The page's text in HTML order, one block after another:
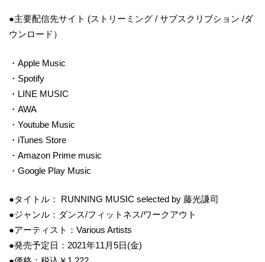
●主要配信先サイト (ストリーミング / サブスクリブション /ダ
ウンロード）
・Apple Music
・Spotify
・LINE MUSIC
・AWA
・Youtube Music
・iTunes Store
・Amazon Prime music
・Google Play Music
●タイトル： RUNNING MUSIC selected by 藤光謙司
●ジャンル：ダンス/フィットネス/ワークアウト
●アーティスト：Various Artists
●発売予定日：2021年11月5日(金)